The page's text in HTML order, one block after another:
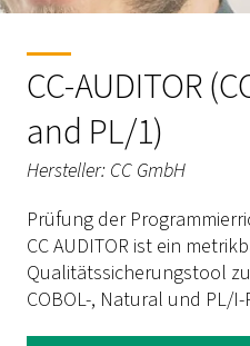
CC-AUDITOR
and PL/1)
Hersteller: CC GmbH
Prüfung der
CC AUDITOR ist ein
Qualitätssicherungstool
COBOL-, Natural und PL/